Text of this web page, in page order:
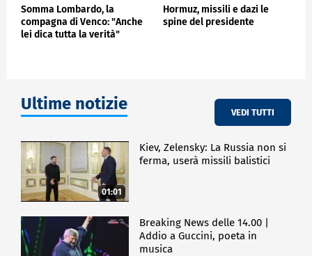
Somma Lombardo, la
compagna di Venco: "Anche
lei dica tutta la verità"
Hormuz, missili e dazi le
spine del presidente
Ultime notizie VEDI TUTTI
01:01
Kiev, Zelensky: La Russia non si
ferma, userà missili balistici
Breaking News delle 14.00 |
Addio a Guccini, poeta in
musica